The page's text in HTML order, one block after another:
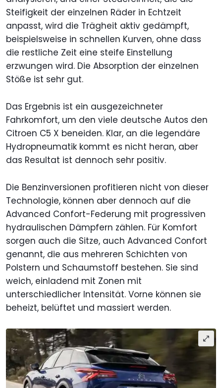
Steifigkeit der einzelnen Räder in Echtzeit
anpasst, wird die Trägheit aktiv gedämpft,
beispielsweise in schnellen Kurven, ohne dass
die restliche Zeit eine steife Einstellung
erzwungen wird. Die Absorption der einzelnen
Stöße ist sehr gut.
Das Ergebnis ist ein ausgezeichneter
Fahrkomfort, um den viele deutsche Autos den
Citroen C5 X beneiden. Klar, an die legendäre
Hydropneumatik kommt es nicht heran, aber
das Resultat ist dennoch sehr positiv.
Die Benzinversionen profitieren nicht von dieser
Technologie, können aber dennoch auf die
Advanced Confort-Federung mit progressiven
hydraulischen Dämpfern zählen. Für Komfort
sorgen auch die Sitze, auch Advanced Confort
genannt, die aus mehreren Schichten von
Polstern und Schaumstoff bestehen. Sie sind
weich, einladend mit Zonen mit
unterschiedlicher Intensität. Vorne können sie
beheizt, belüftet und massiert werden.